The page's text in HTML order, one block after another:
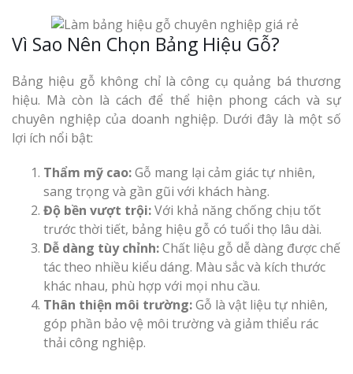
Vì Sao Nên Chọn Bảng Hiệu Gỗ?
Bảng hiệu gỗ không chỉ là công cụ quảng bá thương
hiệu. Mà còn là cách để thể hiện phong cách và sự
chuyên nghiệp của doanh nghiệp. Dưới đây là một số
lợi ích nổi bật:
Thẩm mỹ cao:Gỗ mang lại cảm giác tự nhiên,
sang trọng và gần gũi với khách hàng.
Độ bền vượt trội:Với khả năng chống chịu tốt
trước thời tiết, bảng hiệu gỗ có tuổi thọ lâu dài.
Dễ dàng tùy chỉnh:Chất liệu gỗ dễ dàng được chế
tác theo nhiều kiểu dáng. Màu sắc và kích thước
khác nhau, phù hợp với mọi nhu cầu.
Thân thiện môi trường:Gỗ là vật liệu tự nhiên,
góp phần bảo vệ môi trường và giảm thiểu rác
thải công nghiệp.